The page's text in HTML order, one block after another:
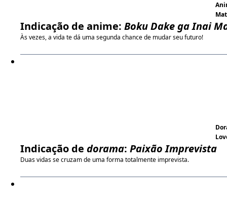
Indicação de anime: Boku Dake ga Inai
Às vezes, a vida te dá uma segunda chance de mudar seu futuro!
Indicação de dorama: Paixão Imprevista
Duas vidas se cruzam de uma forma totalmente imprevista.